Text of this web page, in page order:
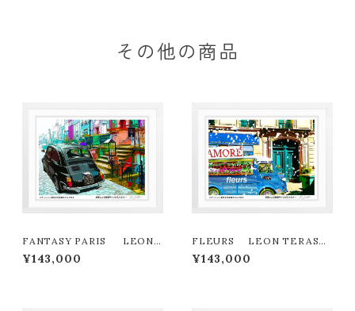
その他の商品
FANTASY PARIS LEON
TERASHIMA版画作品180作
限定
¥143,000
FLEURS LEON TERASHI
MA版画作品180作限定
¥143,000